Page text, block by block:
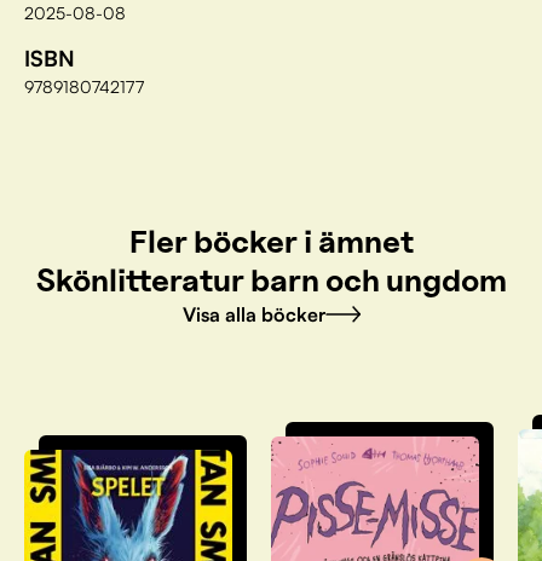
2025-08-08
ISBN
9789180742177
Fler böcker i ämnet
Skönlitteratur barn och ungdom
Visa alla böcker